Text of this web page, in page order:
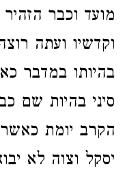
מועד וכבר
וקדשיו ועתה
בהיותו במדבר
סיני בהיות שם
הקרב יומת
יסקל וצוה לא